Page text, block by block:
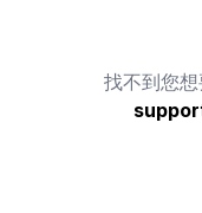
找不到您